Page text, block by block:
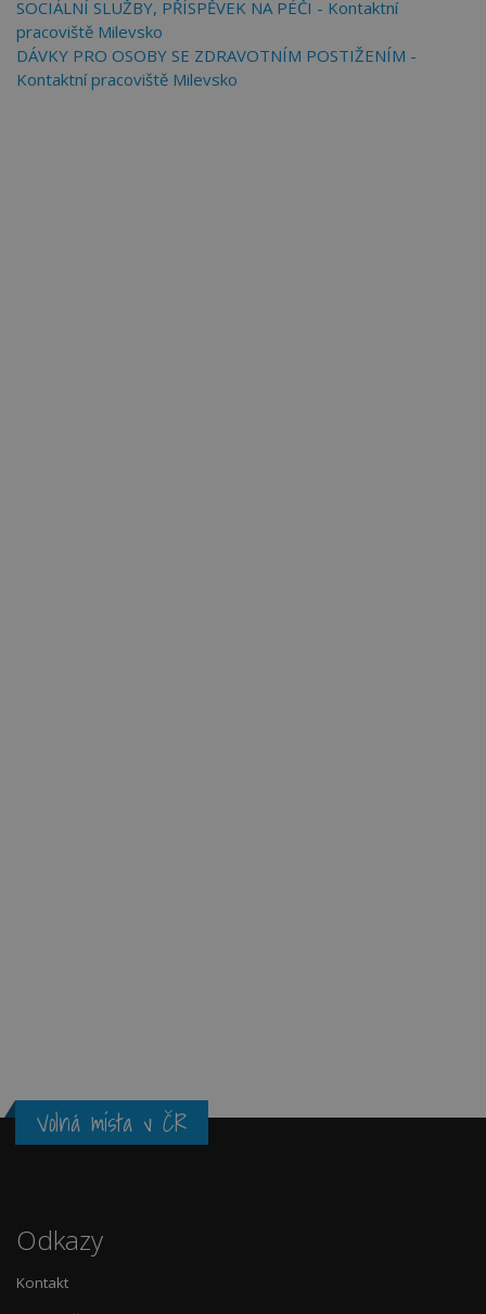
SOCIÁLNÍ SLUŽBY, PŘÍSPĚVEK NA PÉČI - Kontaktní
pracoviště Milevsko
DÁVKY PRO OSOBY SE ZDRAVOTNÍM POSTIŽENÍM -
Kontaktní pracoviště Milevsko
Volná místa v ČR
Odkazy
Kontakt